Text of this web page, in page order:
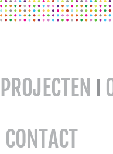
PROJECTEN
CONTACT